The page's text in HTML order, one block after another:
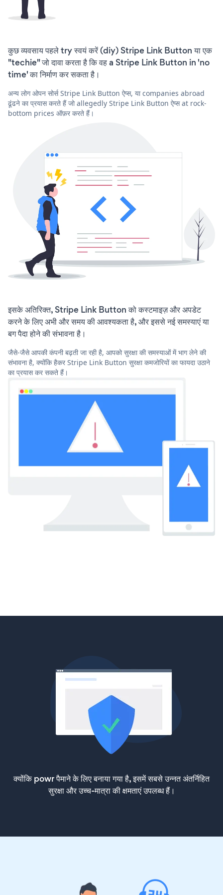
कुछ व्यवसाय पहले try स्वयं करें (diy) Stripe Link Button या एक
"techie" जो दावा करता है कि वह a Stripe Link Button in 'no
time' का निर्माण कर सकता है।
अन्य लोग ओपन सोर्स Stripe Link Button ऐप्स, या companies abroad
ढूंढने का प्रयास करते हैं जो allegedly Stripe Link Button ऐप्स at rock-
bottom prices ऑफ़र करते हैं।
इसके अतिरिक्त, Stripe Link Button को कस्टमाइज़ और अपडेट
करने के लिए अभी और समय की आवश्यकता है, और इससे नई समस्याएं या
बग पैदा होने की संभावना है।
जैसे-जैसे आपकी कंपनी बढ़ती जा रही है, आपको सुरक्षा की समस्याओं में भाग लेने की
संभावना है, क्योंकि हैकर Stripe Link Button सुरक्षा कमजोरियों का फायदा उठाने
का प्रयास कर सकते हैं।
क्योंकि powr पैमाने के लिए बनाया गया है, इसमें सबसे उन्नत अंतर्निहित
सुरक्षा और उच्च-मात्रा की क्षमताएं उपलब्ध हैं।